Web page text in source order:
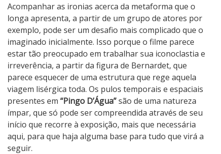
Acompanhar as ironias acerca da metaforma que o
longa apresenta, a partir de um grupo de atores por
exemplo, pode ser um desafio mais complicado que o
imaginado inicialmente. Isso porque o filme parece
estar tão preocupado em trabalhar sua iconoclastia e
irreverência, a partir da figura de Bernardet, que
parece esquecer de uma estrutura que rege aquela
viagem lisérgica toda. Os pulos temporais e espaciais
presentes em “Pingo D’Água”são de uma natureza
ímpar, que só pode ser compreendida através de seu
início que recorre à exposição, mais que necessária
aqui, para que haja alguma base para tudo que virá a
seguir.